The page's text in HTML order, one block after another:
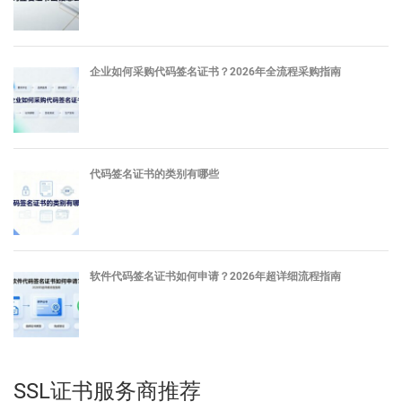
企业如何采购代码签名证书？2026年全流程采购指南
代码签名证书的类别有哪些
软件代码签名证书如何申请？2026年超详细流程指南
SSL证书服务商推荐